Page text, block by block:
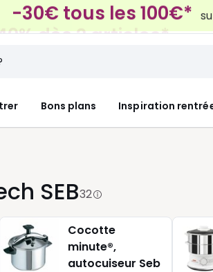
dès 2 articles* sur le
Bons plans Inspiration
SEB32
Cocotte
minute®,
autocuiseur Seb